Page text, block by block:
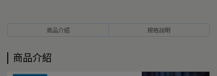
商品介紹 規格說明
商品介紹